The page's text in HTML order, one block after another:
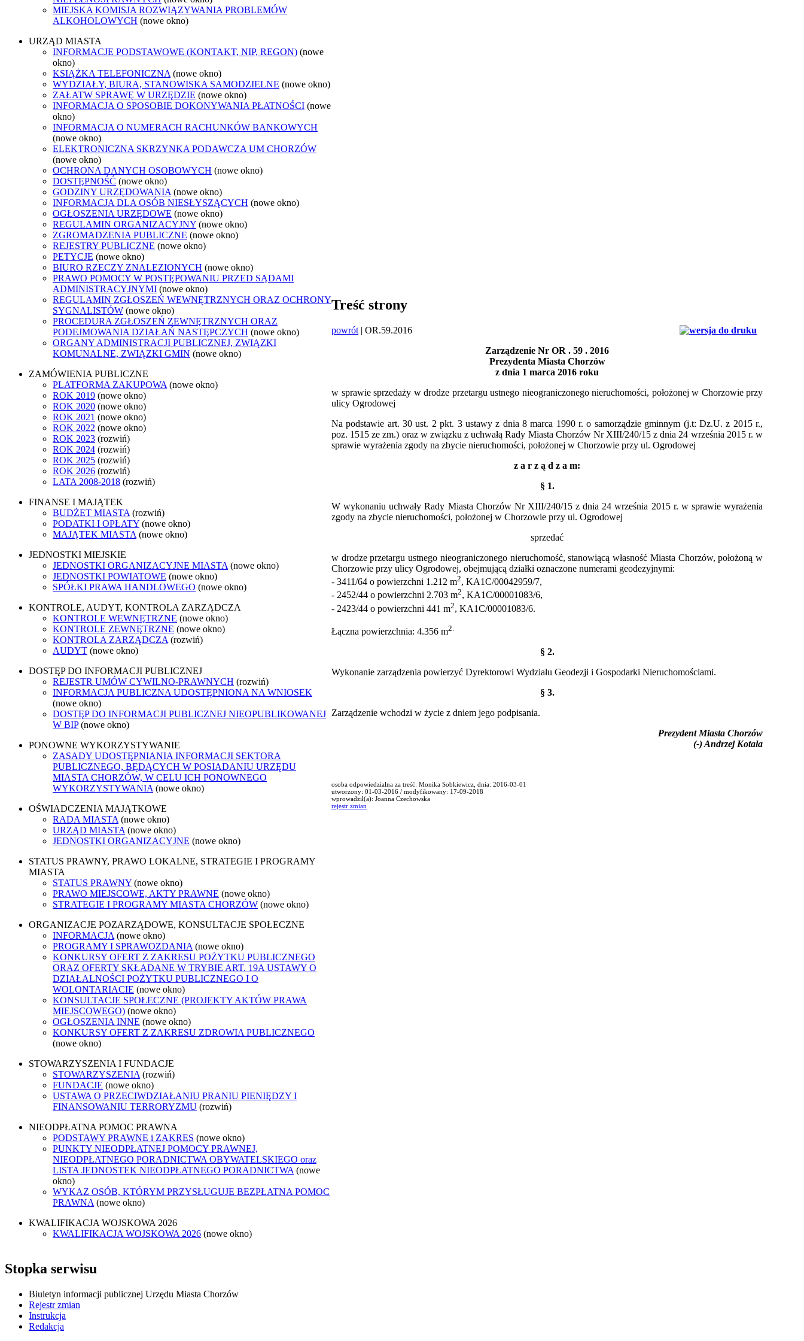
MIEJSKA KOMISJA ROZWIĄZYWANIA PROBLEMÓW
ALKOHOLOWYCH (nowe okno)
URZĄD MIASTA
INFORMACJE PODSTAWOWE (KONTAKT, NIP, REGON) (nowe
okno)
KSIĄŻKA TELEFONICZNA (nowe okno)
WYDZIAŁY, BIURA, STANOWISKA SAMODZIELNE (nowe okno)
ZAŁATW SPRAWĘ W URZĘDZIE (nowe okno)
INFORMACJA O SPOSOBIE DOKONYWANIA PŁATNOŚCI (nowe
okno)
INFORMACJA O NUMERACH RACHUNKÓW BANKOWYCH
(nowe okno)
ELEKTRONICZNA SKRZYNKA PODAWCZA UM CHORZÓW
(nowe okno)
OCHRONA DANYCH OSOBOWYCH (nowe okno)
DOSTĘPNOŚĆ (nowe okno)
GODZINY URZĘDOWANIA (nowe okno)
INFORMACJA DLA OSÓB NIESŁYSZĄCYCH (nowe okno)
OGŁOSZENIA URZĘDOWE (nowe okno)
REGULAMIN ORGANIZACYJNY (nowe okno)
ZGROMADZENIA PUBLICZNE (nowe okno)
REJESTRY PUBLICZNE (nowe okno)
PETYCJE (nowe okno)
BIURO RZECZY ZNALEZIONYCH (nowe okno)
PRAWO POMOCY W POSTĘPOWANIU PRZED SĄDAMI
ADMINISTRACYJNYMI (nowe okno)
REGULAMIN ZGŁOSZEŃ WEWNĘTRZNYCH ORAZ OCHRONY
SYGNALISTÓW (nowe okno)
PROCEDURA ZGŁOSZEŃ ZEWNĘTRZNYCH ORAZ
PODEJMOWANIA DZIAŁAŃ NASTĘPCZYCH (nowe okno)
ORGANY ADMINISTRACJI PUBLICZNEJ, ZWIĄZKI
KOMUNALNE, ZWIĄZKI GMIN (nowe okno)
ZAMÓWIENIA PUBLICZNE
PLATFORMA ZAKUPOWA (nowe okno)
ROK 2019 (nowe okno)
ROK 2020 (nowe okno)
ROK 2021 (nowe okno)
ROK 2022 (nowe okno)
ROK 2023 (rozwiń)
ROK 2024 (rozwiń)
ROK 2025 (rozwiń)
ROK 2026 (rozwiń)
LATA 2008-2018 (rozwiń)
FINANSE I MAJĄTEK
BUDŻET MIASTA (rozwiń)
PODATKI I OPŁATY (nowe okno)
MAJĄTEK MIASTA (nowe okno)
JEDNOSTKI MIEJSKIE
JEDNOSTKI ORGANIZACYJNE MIASTA (nowe okno)
JEDNOSTKI POWIATOWE (nowe okno)
SPÓŁKI PRAWA HANDLOWEGO (nowe okno)
KONTROLE, AUDYT, KONTROLA ZARZĄDCZA
KONTROLE WEWNĘTRZNE (nowe okno)
KONTROLE ZEWNĘTRZNE (nowe okno)
KONTROLA ZARZĄDCZA (rozwiń)
AUDYT (nowe okno)
DOSTĘP DO INFORMACJI PUBLICZNEJ
REJESTR UMÓW CYWILNO-PRAWNYCH (rozwiń)
INFORMACJA PUBLICZNA UDOSTĘPNIONA NA WNIOSEK
(nowe okno)
DOSTĘP DO INFORMACJI PUBLICZNEJ NIEOPUBLIKOWANEJ
W BIP (nowe okno)
PONOWNE WYKORZYSTYWANIE
ZASADY UDOSTĘPNIANIA INFORMACJI SEKTORA
PUBLICZNEGO, BĘDĄCYCH W POSIADANIU URZĘDU
MIASTA CHORZÓW, W CELU ICH PONOWNEGO
WYKORZYSTYWANIA (nowe okno)
OŚWIADCZENIA MAJĄTKOWE
RADA MIASTA (nowe okno)
URZĄD MIASTA (nowe okno)
JEDNOSTKI ORGANIZACYJNE (nowe okno)
STATUS PRAWNY, PRAWO LOKALNE, STRATEGIE I PROGRAMY
MIASTA
STATUS PRAWNY (nowe okno)
PRAWO MIEJSCOWE, AKTY PRAWNE (nowe okno)
STRATEGIE I PROGRAMY MIASTA CHORZÓW (nowe okno)
ORGANIZACJE POZARZĄDOWE, KONSULTACJE SPOŁECZNE
INFORMACJA (nowe okno)
PROGRAMY I SPRAWOZDANIA (nowe okno)
KONKURSY OFERT Z ZAKRESU POŻYTKU PUBLICZNEGO
ORAZ OFERTY SKŁADANE W TRYBIE ART. 19A USTAWY O
DZIAŁALNOŚCI POŻYTKU PUBLICZNEGO I O
WOLONTARIACIE (nowe okno)
KONSULTACJE SPOŁECZNE (PROJEKTY AKTÓW PRAWA
MIEJSCOWEGO) (nowe okno)
OGŁOSZENIA INNE (nowe okno)
KONKURSY OFERT Z ZAKRESU ZDROWIA PUBLICZNEGO
(nowe okno)
STOWARZYSZENIA I FUNDACJE
STOWARZYSZENIA (rozwiń)
FUNDACJE (nowe okno)
USTAWA O PRZECIWDZIAŁANIU PRANIU PIENIĘDZY I
FINANSOWANIU TERRORYZMU (rozwiń)
NIEODPŁATNA POMOC PRAWNA
PODSTAWY PRAWNE i ZAKRES (nowe okno)
PUNKTY NIEODPŁATNEJ POMOCY PRAWNEJ,
NIEODPŁATNEGO PORADNICTWA OBYWATELSKIEGO oraz
LISTA JEDNOSTEK NIEODPŁATNEGO PORADNICTWA (nowe
okno)
WYKAZ OSÓB, KTÓRYM PRZYSŁUGUJE BEZPŁATNA POMOC
PRAWNA (nowe okno)
KWALIFIKACJA WOJSKOWA 2026
KWALIFIKACJA WOJSKOWA 2026 (nowe okno)
Treść strony
powrót | OR.59.2016
Zarządzenie Nr OR . 59 . 2016
Prezydenta Miasta Chorzów
z dnia 1 marca 2016 roku
w sprawie sprzedaży w drodze przetargu ustnego nieograniczonego nieruchomości, położonej w Chorzowie przy
ulicy Ogrodowej
Na podstawie art. 30 ust. 2 pkt. 3 ustawy z dnia 8 marca 1990 r. o samorządzie gminnym (j.t: Dz.U. z 2015 r.,
poz. 1515 ze zm.) oraz w związku z uchwałą Rady Miasta Chorzów Nr XIII/240/15 z dnia 24 września 2015 r. w
sprawie wyrażenia zgody na zbycie nieruchomości, położonej w Chorzowie przy ul. Ogrodowej
z a r z ą d z a m:
§ 1.
W wykonaniu uchwałyRady Miasta Chorzów Nr XIII/240/15 z dnia 24 września 2015 r. w sprawie wyrażenia
zgody na zbycie nieruchomości, położonej w Chorzowie przy ul. Ogrodowej
sprzedać
w drodze przetargu ustnego nieograniczonego nieruchomość, stanowiącą własność Miasta Chorzów, położoną w
Chorzowie przy ulicy Ogrodowej, obejmującą działki oznaczone numerami geodezyjnymi:
- 3411/64 o powierzchni 1.212 m2, KA1C/00042959/7,
- 2452/44 o powierzchni 2.703 m2, KA1C/00001083/6,
- 2423/44 o powierzchni 441 m2, KA1C/00001083/6.
Łączna powierzchnia: 4.356 m2.
§ 2.
Wykonanie zarządzenia powierzyć Dyrektorowi Wydziału Geodezji i Gospodarki Nieruchomościami.
§ 3.
Zarządzenie wchodzi w życie z dniem jego podpisania.
Prezydent Miasta Chorzów
(-) Andrzej Kotala
osoba odpowiedzialna za treść: Monika Sobkiewicz, dnia: 2016-03-01
utworzony: 01-03-2016 / modyfikowany: 17-09-2018
wprowadził(a): Joanna Czechowska
rejestr zmian
Stopka serwisu
Biuletyn informacji publicznej Urzędu Miasta Chorzów
Rejestr zmian
Instrukcja
Redakcja